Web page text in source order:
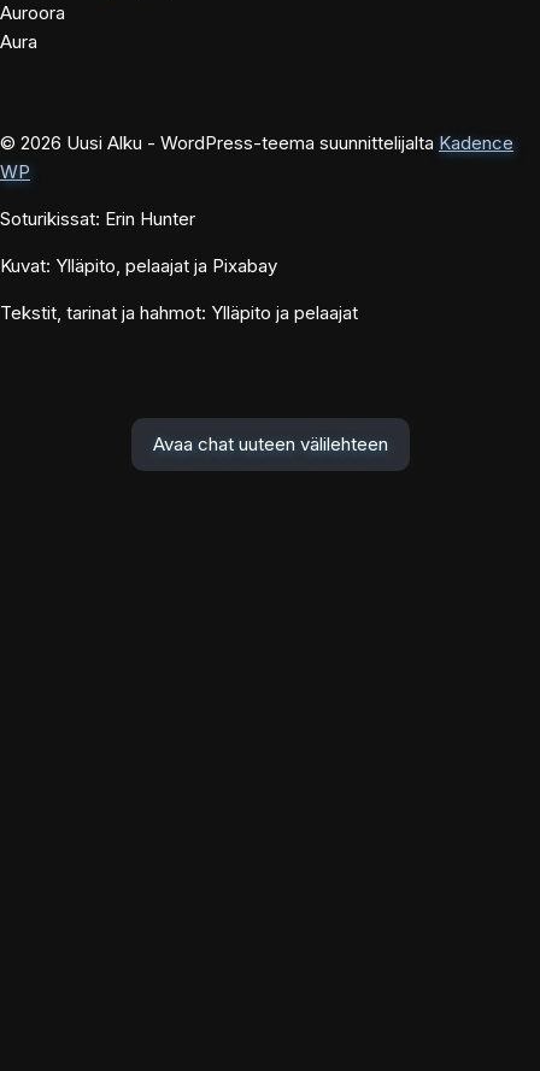
Auroora
Aura
© 2026 Uusi Alku - WordPress-teema suunnittelijalta Kadence
WP
Soturikissat: Erin Hunter
Kuvat: Ylläpito, pelaajat ja Pixabay
Tekstit, tarinat ja hahmot: Ylläpito ja pelaajat
Avaa chat uuteen välilehteen